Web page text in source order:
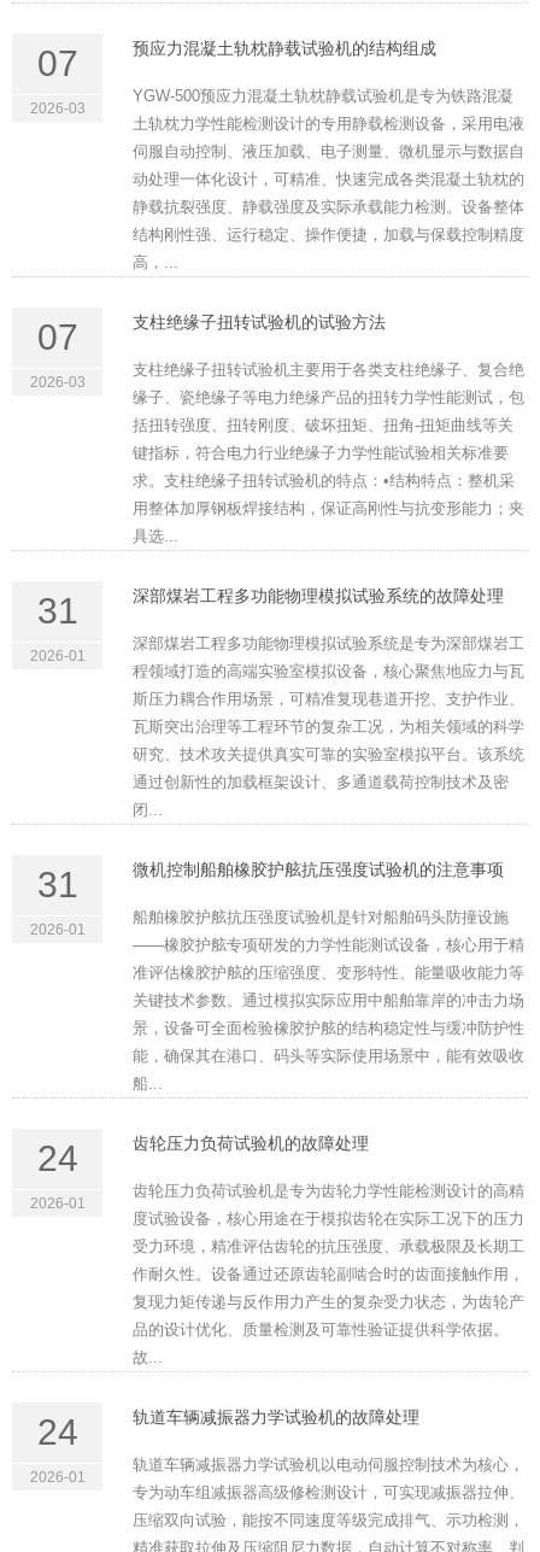
07
2026-03
预应力混凝土轨枕静载试验机的结构组成
YGW-500预应力混凝土轨枕静载试验机是专为铁路混凝
土轨枕力学性能检测设计的专用静载检测设备，采用电液
伺服自动控制、液压加载、电子测量、微机显示与数据自
动处理一体化设计，可精准、快速完成各类混凝土轨枕的
静载抗裂强度、静载强度及实际承载能力检测。设备整体
结构刚性强、运行稳定、操作便捷，加载与保载控制精度
高，...
07
2026-03
支柱绝缘子扭转试验机的试验方法
支柱绝缘子扭转试验机主要用于各类支柱绝缘子、复合绝
缘子、瓷绝缘子等电力绝缘产品的扭转力学性能测试，包
括扭转强度、扭转刚度、破坏扭矩、扭角-扭矩曲线等关
键指标，符合电力行业绝缘子力学性能试验相关标准要
求。支柱绝缘子扭转试验机的特点：•结构特点：整机采
用整体加厚钢板焊接结构，保证高刚性与抗变形能力；夹
具选...
31
2026-01
深部煤岩工程多功能物理模拟试验系统的故障处理
深部煤岩工程多功能物理模拟试验系统是专为深部煤岩工
程领域打造的高端实验室模拟设备，核心聚焦地应力与瓦
斯压力耦合作用场景，可精准复现巷道开挖、支护作业、
瓦斯突出治理等工程环节的复杂工况，为相关领域的科学
研究、技术攻关提供真实可靠的实验室模拟平台。该系统
通过创新性的加载框架设计、多通道载荷控制技术及密
闭...
31
2026-01
微机控制船舶橡胶护舷抗压强度试验机的注意事项
船舶橡胶护舷抗压强度试验机是针对船舶码头防撞设施
——橡胶护舷专项研发的力学性能测试设备，核心用于精
准评估橡胶护舷的压缩强度、变形特性、能量吸收能力等
关键技术参数。通过模拟实际应用中船舶靠岸的冲击力场
景，设备可全面检验橡胶护舷的结构稳定性与缓冲防护性
能，确保其在港口、码头等实际使用场景中，能有效吸收
船...
24
2026-01
齿轮压力负荷试验机的故障处理
齿轮压力负荷试验机是专为齿轮力学性能检测设计的高精
度试验设备，核心用途在于模拟齿轮在实际工况下的压力
受力环境，精准评估齿轮的抗压强度、承载极限及长期工
作耐久性。设备通过还原齿轮副啮合时的齿面接触作用，
复现力矩传递与反作用力产生的复杂受力状态，为齿轮产
品的设计优化、质量检测及可靠性验证提供科学依据。
故...
24
2026-01
轨道车辆减振器力学试验机的故障处理
轨道车辆减振器力学试验机以电动伺服控制技术为核心，
专为动车组减振器高级修检测设计，可实现减振器拉伸、
压缩双向试验，能按不同速度等级完成排气、示功检测，
精准获取拉伸及压缩阻尼力数据，自动计算不对称率、判